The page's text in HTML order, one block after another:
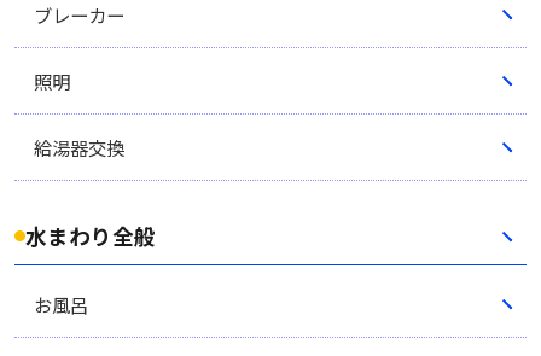
ブレーカー
照明
給湯器交換
水まわり全般
お風呂